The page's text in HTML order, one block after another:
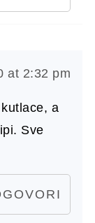
at 2:32 pm
a
Sve